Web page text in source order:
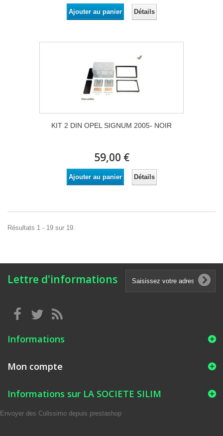
Ajouter au panier Détails
KIT 2 DIN OPEL SIGNUM 2005- NOIR
59,00 €
Ajouter au panier Détails
Résultats 1 - 19 sur 19.
Lettre d'informations
Informations
Mon compte
Informations sur LA SOCIETE SILIM
Envoyer des Colissimo depuis prestashop